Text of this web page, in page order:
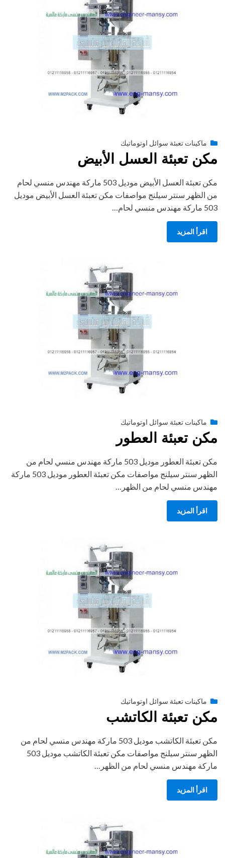
byengmansyPostedأغسطس 27, 2020
ماكينات تعبئة سوائل اوتوماتيك
مكن تعبئة العسل الأبيض
مكن تعبئة العسل الأبيض موديل 503 ماركة مهندس منسي لحام
من الظهر سنتر سيلنج مواصفات مكن تعبئة العسل الأبيض موديل
503 ماركة مهندس منسي لحام…
اقرأ المزيد
byengmansyPostedأغسطس 27, 2020
ماكينات تعبئة سوائل اوتوماتيك
مكن تعبئة العطور
مكن تعبئة العطور موديل 503 ماركة مهندس منسي لحام من
الظهر سنتر سيلنج مواصفات مكن تعبئة العطور موديل 503 ماركة
مهندس منسي لحام من الظهر…
اقرأ المزيد
byengmansyPostedأغسطس 27, 2020
ماكينات تعبئة سوائل اوتوماتيك
مكن تعبئة الكاتشب
مكن تعبئة الكاتشب موديل 503 ماركة مهندس منسي لحام من
الظهر سنتر سيلنج مواصفات مكن تعبئة الكاتشب موديل 503
ماركة مهندس منسي لحام من الظهر…
اقرأ المزيد